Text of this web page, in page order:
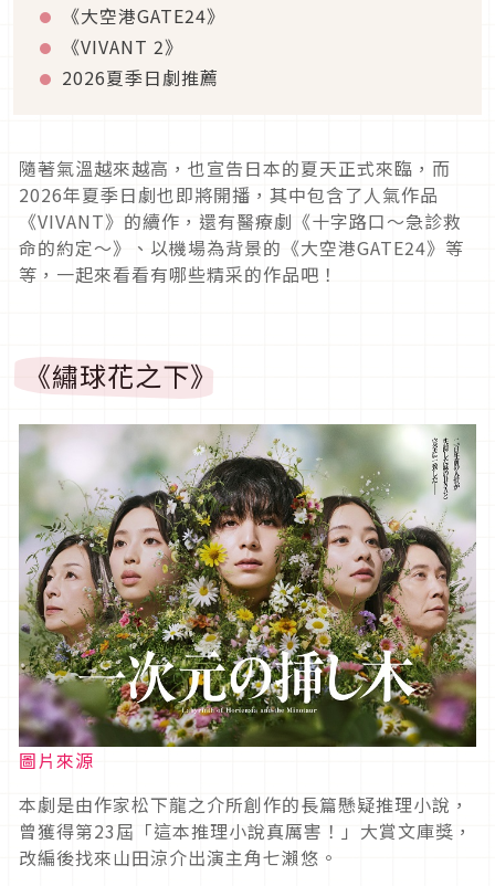
《大空港GATE24》
《VIVANT 2》
2026夏季日劇推薦
隨著氣溫越來越高，也宣告日本的夏天正式來臨，而
2026年夏季日劇也即將開播，其中包含了人氣作品
《VIVANT》的續作，還有醫療劇《十字路口～急診救
命的約定～》、以機場為背景的《大空港GATE24》等
等，一起來看看有哪些精采的作品吧！
《繡球花之下》
圖片來源
本劇是由作家松下龍之介所創作的長篇懸疑推理小說，
曾獲得第23屆「這本推理小說真厲害！」大賞文庫獎，
改編後找來山田涼介出演主角七瀨悠。